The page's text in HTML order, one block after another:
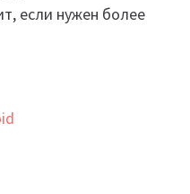
если нужен более